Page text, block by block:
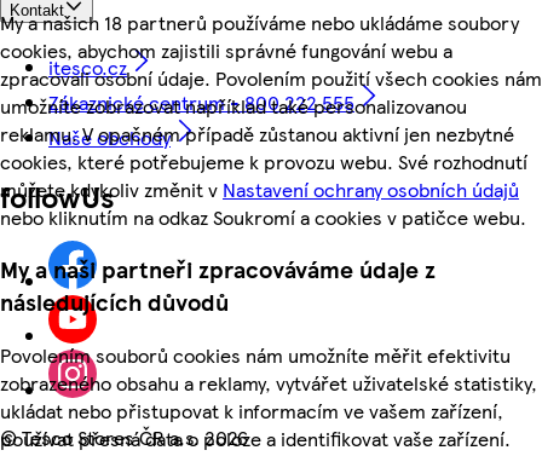
My a našich 18 partnerů používáme nebo ukládáme soubory
cookies, abychom zajistili správné fungování webu a
zpracovali osobní údaje. Povolením použití všech cookies nám
umožníte zobrazovat například také personalizovanou
reklamu. V opačném případě zůstanou aktivní jen nezbytné
cookies, které potřebujeme k provozu webu. Své rozhodnutí
můžete kdykoliv změnit v Nastavení ochrany osobních údajů
nebo kliknutím na odkaz Soukromí a cookies v patičce webu.
My a naši partneři zpracováváme údaje z
následujících důvodů
Povolením souborů cookies nám umožníte měřit efektivitu
zobrazeného obsahu a reklamy, vytvářet uživatelské statistiky,
ukládat nebo přistupovat k informacím ve vašem zařízení,
používat přesná data o poloze a identifikovat vaše zařízení.
Kontakt
itesco.cz
Zákaznické centrum - 800 222 555
Naše obchody
followUs
©Tesco Stores ČR a.s. 2026